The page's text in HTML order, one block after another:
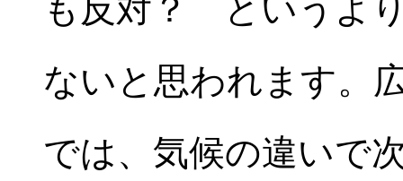
も反対？ というよ
ないと思われます。
では、気候の違いで